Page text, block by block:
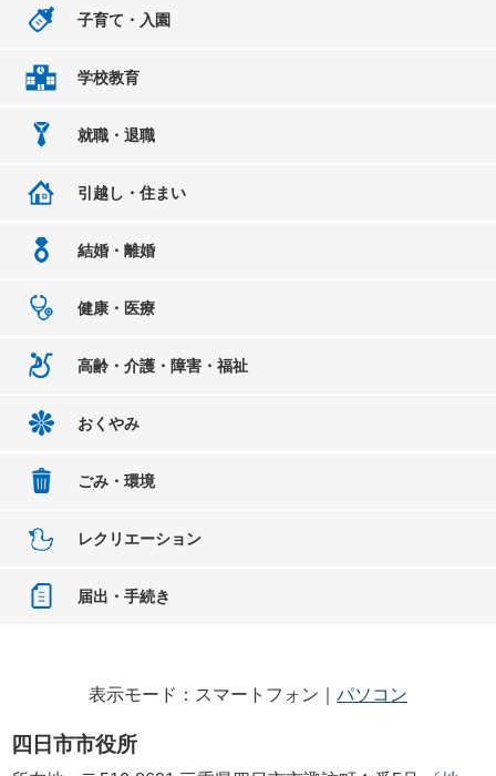
子育て・入園
学校教育
就職・退職
引越し・住まい
結婚・離婚
健康・医療
高齢・介護・障害・福祉
おくやみ
ごみ・環境
レクリエーション
届出・手続き
表示モード：スマートフォン｜ パソコン
四日市市役所